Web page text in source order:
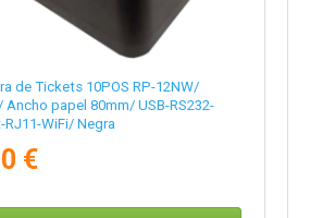
de Tickets 10POS RP-12NW/
Ancho papel 80mm/ USB-RS232-
RJ11-WiFi/ Negra
€